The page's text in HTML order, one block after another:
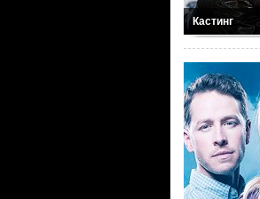
Кастинг